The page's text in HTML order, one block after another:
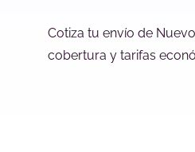
Cotiza tu envío de
cobertura y tarifas